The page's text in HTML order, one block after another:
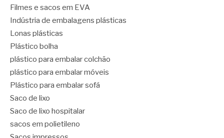
Filmes e sacos em EVA
Indústria de embalagens plásticas
Lonas plásticas
Plástico bolha
plástico para embalar colchão
plástico para embalar móveis
Plástico para embalar sofá
Saco de lixo
Saco de lixo hospitalar
sacos em polietileno